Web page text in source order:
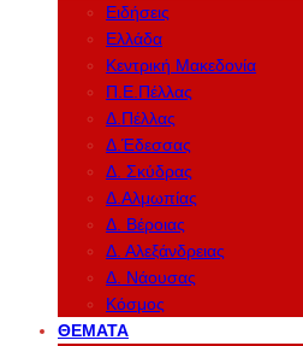
Ειδήσεις
Ελλάδα
Κεντρική Μακεδονία
Π.Ε.Πέλλας
Δ.Πέλλας
Δ.Έδεσσας
Δ. Σκύδρας
Δ.Αλμωπίας
Δ. Βέροιας
Δ. Αλεξάνδρειας
Δ. Νάουσας
Κόσμος
ΘΈΜΑΤΑ